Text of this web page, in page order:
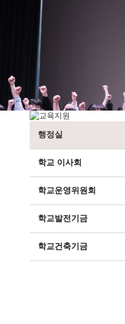
행정실
학교 이사회
학교운영위원회
학교발전기금
학교건축기금